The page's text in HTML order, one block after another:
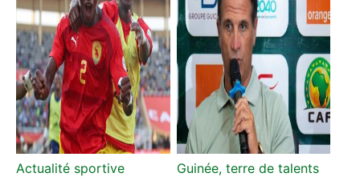
Actualité sportive
Guinée, terre de talents